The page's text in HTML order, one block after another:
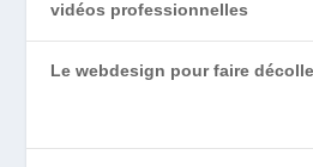
Le webdesign pour faire